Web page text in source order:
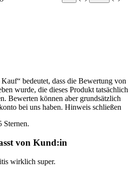
bedeutet, dass die Bewertung von
wurde, die dieses Produkt tatsächlich
Bewerten können aber grundsätzlich
bei uns haben. Hinweis schließen
Sternen.
von Kund:in
wirklich super.